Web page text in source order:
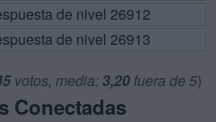
de nivel 26912
de nivel 26913
votos, media: 3,20 fuera de 5)
Conectadas